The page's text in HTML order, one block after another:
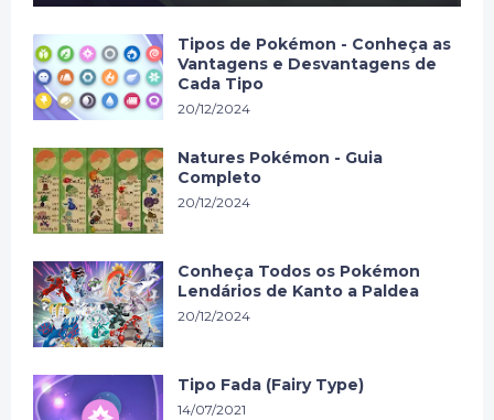
Tipos de Pokémon - Conheça as
Vantagens e Desvantagens de
Cada Tipo
20/12/2024
Natures Pokémon - Guia
Completo
20/12/2024
Conheça Todos os Pokémon
Lendários de Kanto a Paldea
20/12/2024
Tipo Fada (Fairy Type)
14/07/2021